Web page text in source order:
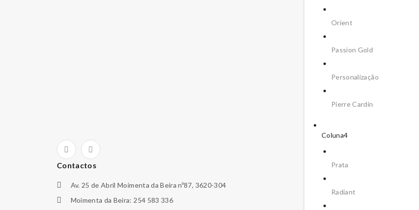
Orient
Passion Gold
Personalização
Pierre Cardin
Coluna4
Prata
Radiant
Contactos
Av. 25 de Abril Moimenta da Beira nº87, 3620-304
Moimenta da Beira: 254 583 336